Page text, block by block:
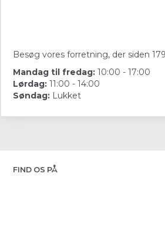
Besøg vores forretning, der siden
Mandag til fredag: 10:00 - 17:00
Lørdag: 11:00 - 14:00
Søndag: Lukket
FIND OS PÅ